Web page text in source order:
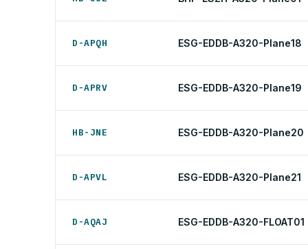
D-APQH ESG-EDDB-A320-Plane18
D-APRV ESG-EDDB-A320-Plane19
HB-JNE ESG-EDDB-A320-Plane20
D-APVL ESG-EDDB-A320-Plane21
D-AQAJ ESG-EDDB-A320-FLOAT01